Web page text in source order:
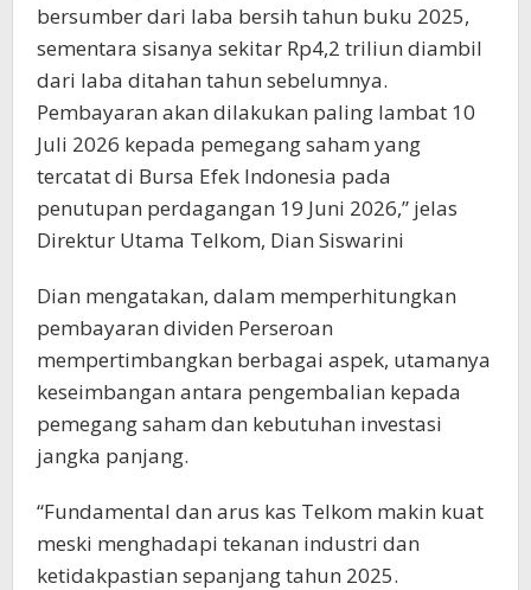
bersumber dari laba bersih tahun buku 2025,
sementara sisanya sekitar Rp4,2 triliun diambil
dari laba ditahan tahun sebelumnya.
Pembayaran akan dilakukan paling lambat 10
Juli 2026 kepada pemegang saham yang
tercatat di Bursa Efek Indonesia pada
penutupan perdagangan 19 Juni 2026,” jelas
Direktur Utama Telkom, Dian Siswarini
Dian mengatakan, dalam memperhitungkan
pembayaran dividen Perseroan
mempertimbangkan berbagai aspek, utamanya
keseimbangan antara pengembalian kepada
pemegang saham dan kebutuhan investasi
jangka panjang.
“Fundamental dan arus kas Telkom makin kuat
meski menghadapi tekanan industri dan
ketidakpastian sepanjang tahun 2025.